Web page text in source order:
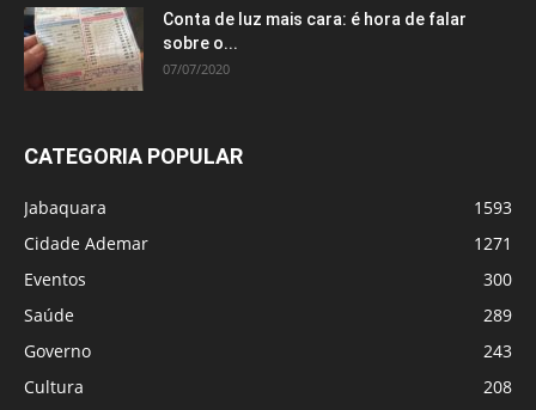
Conta de luz mais cara: é hora de falar
sobre o...
07/07/2020
CATEGORIA POPULAR
Jabaquara
1593
Cidade Ademar
1271
Eventos
300
Saúde
289
Governo
243
Cultura
208